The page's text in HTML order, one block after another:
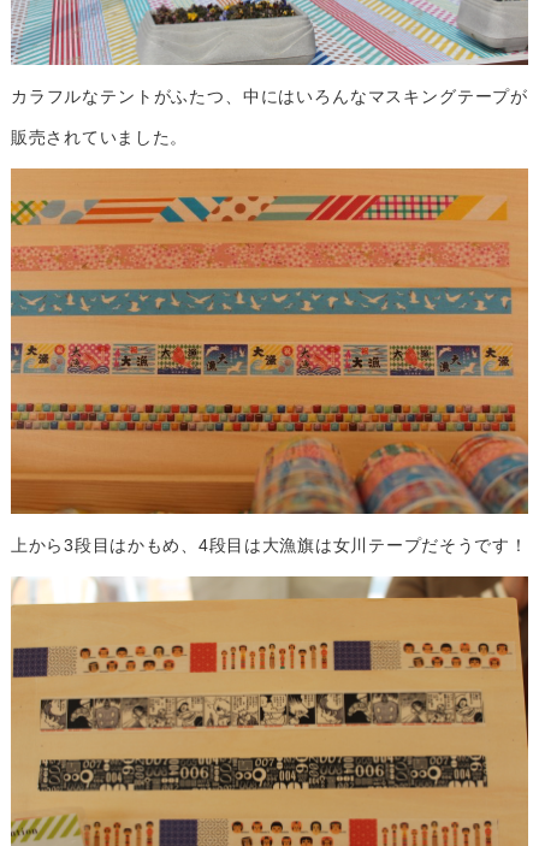
カラフルなテントがふたつ、中にはいろんなマスキングテープが
販売されていました。
上から3段目はかもめ、4段目は大漁旗は女川テープだそうです！